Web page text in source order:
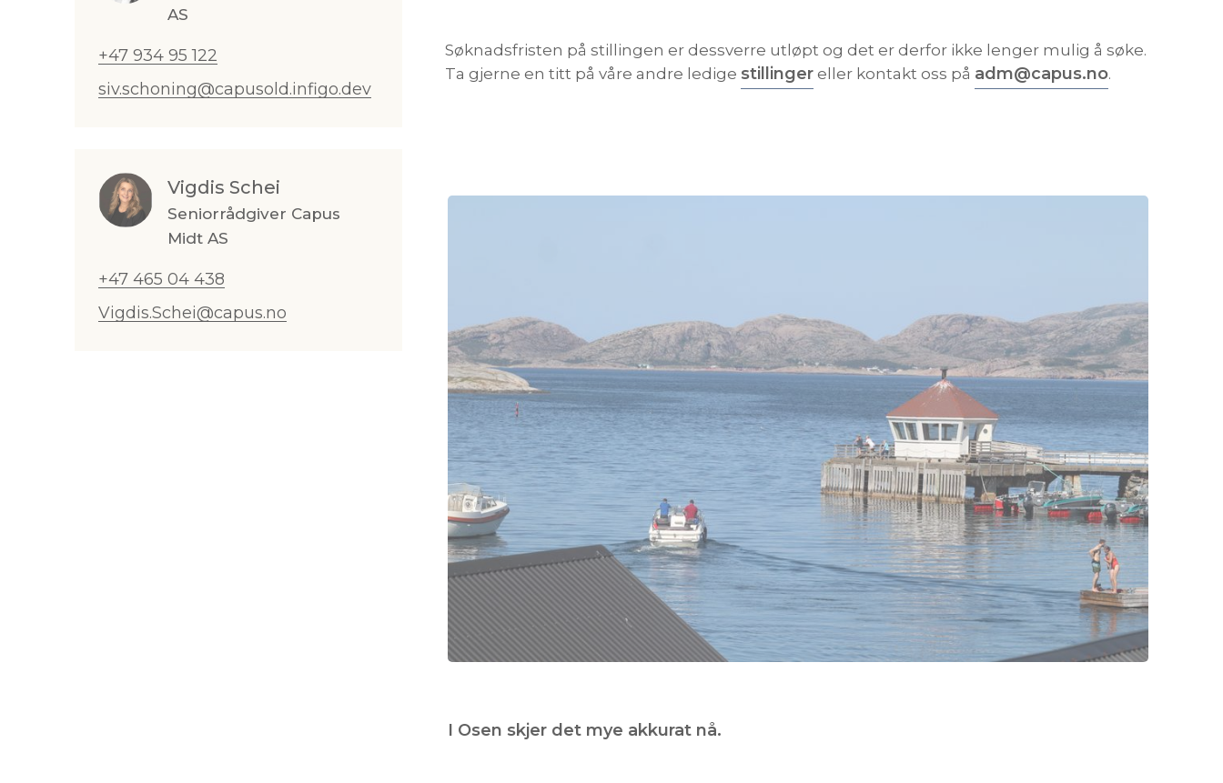
Søknadsfristen på stillingen er dessverre utløpt og det er derfor ikke lenger mulig å søke.
Ta gjerne en titt på våre andre ledige stillingereller kontakt oss på adm@capus.no.
AS
+47 934 95 122
siv.schoning@capusold.infigo.dev
Vigdis Schei
Seniorrådgiver Capus
Midt AS
+47 465 04 438
Vigdis.Schei@capus.no
I Osen skjer det mye akkurat nå.